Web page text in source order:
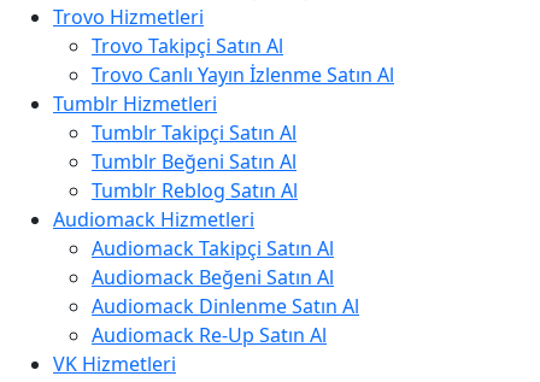
Trovo Hizmetleri
Trovo Takipçi Satın Al
Trovo Canlı Yayın İzlenme Satın Al
Tumblr Hizmetleri
Tumblr Takipçi Satın Al
Tumblr Beğeni Satın Al
Tumblr Reblog Satın Al
Audiomack Hizmetleri
Audiomack Takipçi Satın Al
Audiomack Beğeni Satın Al
Audiomack Dinlenme Satın Al
Audiomack Re-Up Satın Al
VK Hizmetleri